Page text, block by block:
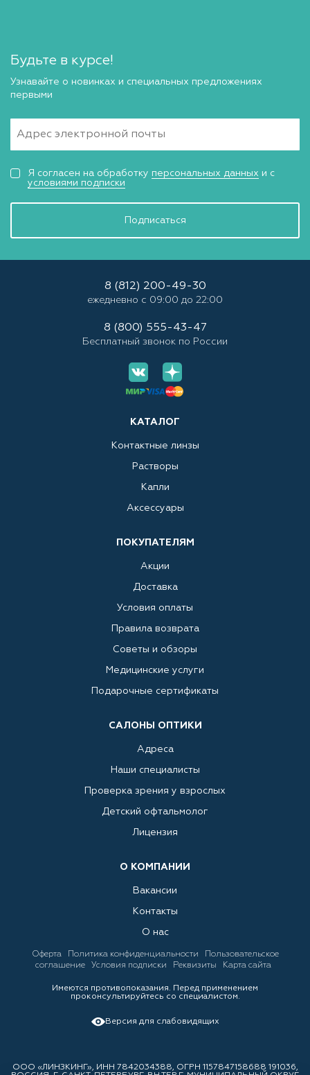
Будьте в курсе!
Узнавайте о новинках и специальных предложениях
первыми
Подписаться
Я согласен на обработку персональных данных и с
условиями подписки
КАТАЛОГ
Контактные линзы
Растворы
Капли
Аксессуары
ПОКУПАТЕЛЯМ
Акции
Доставка
Условия оплаты
Правила возврата
Советы и обзоры
Медицинские услуги
Подарочные сертификаты
САЛОНЫ ОПТИКИ
Адреса
Наши специалисты
Проверка зрения у взрослых
Детский офтальмолог
Лицензия
О КОМПАНИИ
Вакансии
Контакты
О нас
8 (812) 200-49-30
ежедневно с 09:00 до 22:00
8 (800) 555-43-47
Бесплатный звонок по России
Оферта Политика конфиденциальности
Пользовательское
соглашение
Условия подписки Реквизиты Карта сайта
Имеются противопоказания. Перед применением
проконсультируйтесь со специалистом.
Версия для слабовидящих
ООО «ЛИНЗКИНГ», ИНН 7842034388, ОГРН 1157847158688 191036,